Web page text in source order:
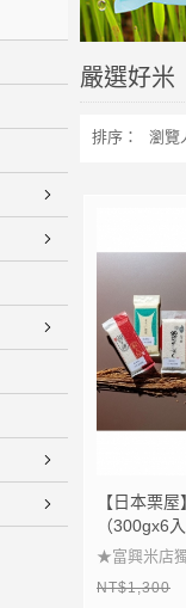
嚴選好米
排序： 瀏覽
【日本栗
（300gx6入
★富興米店
★日本產地銘
NT$1,300